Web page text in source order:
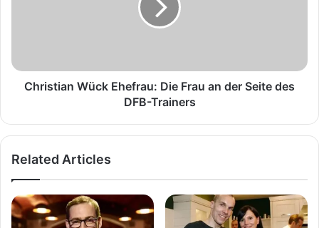
des
DFB-Christian Wück Ehefrau: Die Frau an der Seite des
DFB-Trainers
Related Articles